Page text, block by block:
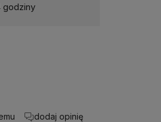
godziny
dodaj opinię